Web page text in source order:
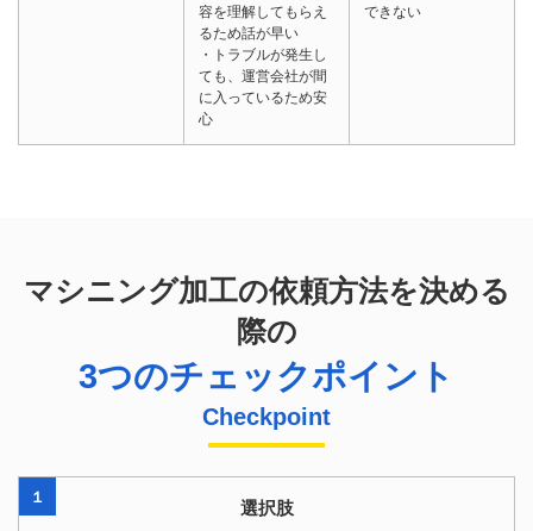
容を理解してもらえ
るため話が早い
・トラブルが発生し
ても、運営会社が間
に入っているため安
心
できない
マシニング加工の依頼方法を決める
際の
3つのチェックポイント
Checkpoint
１
選択肢